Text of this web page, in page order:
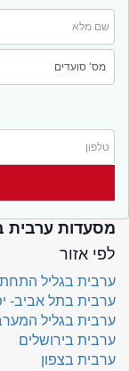
מסעדות ערבית
לפי אזור
ערבית בגליל
ערבית בתל אביב-
ערבית בגליל
ערבית בירושלים
ערבית בצפון